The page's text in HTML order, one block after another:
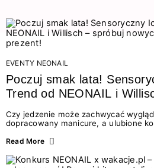
EVENTY NEONAIL
Poczuj smak lata!
Trend od NEONAIL i
nowych lodów i odbierz
Czy jedzenie może zachwycać
dopracowany manicure, a ulubione
świata beauty i oszałamiających
zmysłami: przez soczysty kolor,
Read More